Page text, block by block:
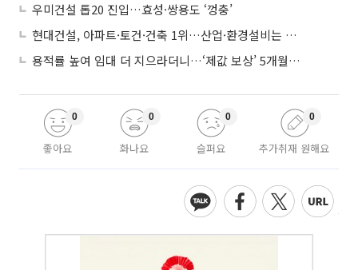
우미건설 톱20 진입…효성·쌍용도 ‘껑충’
현대건설, 아파트·토건·건축 1위…산업·환경설비는 삼성E&A
용적률 높여 임대 더 지으라더니…‘제값 보상’ 5개월째 국회에 발목
좋아요
0
화나요
0
슬퍼요
0
추가취재 원해요
0